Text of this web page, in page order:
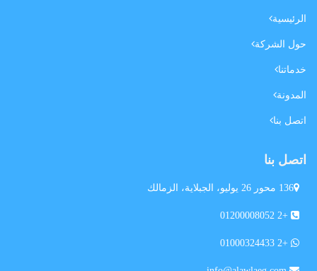
الرئيسية
حول الشركة
خدماتنا
المدونة
اتصل بنا
اتصل بنا
136 محور 26 يوليو، الجبلاية، الزمالك
+2 01200008052
+2 01000324433